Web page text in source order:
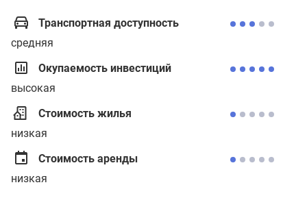
Транспортная доступность
средняя
Окупаемость инвестиций
высокая
Стоимость жилья
низкая
Стоимость аренды
низкая